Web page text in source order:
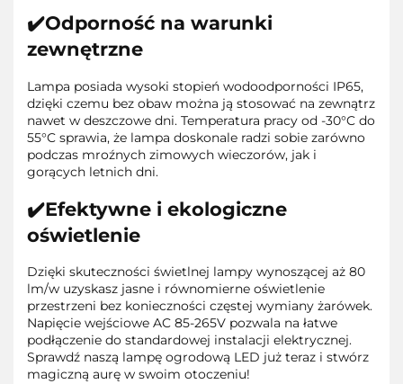
✔️Odporność na warunki
zewnętrzne
Lampa posiada wysoki stopień wodoodporności IP65,
dzięki czemu bez obaw można ją stosować na zewnątrz
nawet w deszczowe dni. Temperatura pracy od -30°C do
55°C sprawia, że lampa doskonale radzi sobie zarówno
podczas mroźnych zimowych wieczorów, jak i
gorących letnich dni.
✔️Efektywne i ekologiczne
oświetlenie
Dzięki skuteczności świetlnej lampy wynoszącej aż 80
lm/w uzyskasz jasne i równomierne oświetlenie
przestrzeni bez konieczności częstej wymiany żarówek.
Napięcie wejściowe AC 85-265V pozwala na łatwe
podłączenie do standardowej instalacji elektrycznej.
Sprawdź naszą lampę ogrodową LED już teraz i stwórz
magiczną aurę w swoim otoczeniu!